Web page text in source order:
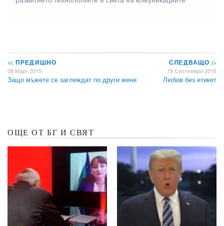
<< ПРЕДИШНО
08 Март 2015
Защо мъжете се заглеждат по други жени
СЛЕДВАЩО>>
19 Септември 2016
Любов без етикет
ОЩЕ ОТ БГ И СВЯТ